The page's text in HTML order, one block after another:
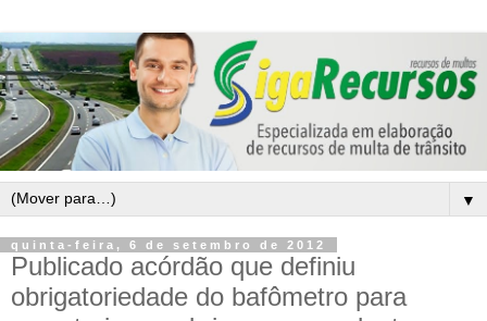
▼
quinta-feira, 6 de setembro de 2012
Publicado acórdão que definiu
obrigatoriedade do bafômetro para